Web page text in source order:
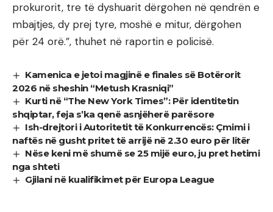
prokurorit, tre të dyshuarit dërgohen në qendrën e
mbajtjes, dy prej tyre, moshë e mitur, dërgohen
për 24 orë.”, thuhet në raportin e policisë.
Kamenica e jetoi magjinë e finales së Botërorit
2026 në sheshin “Metush Krasniqi”
Kurti në “The New York Times”: Për identitetin
shqiptar, feja s’ka qenë asnjëherë parësore
Ish-drejtori i Autoritetit të Konkurrencës: Çmimi i
naftës në gusht pritet të arrijë në 2.30 euro për litër
Nëse keni më shumë se 25 mijë euro, ju pret hetimi
nga shteti
Gjilani në kualifikimet për Europa League